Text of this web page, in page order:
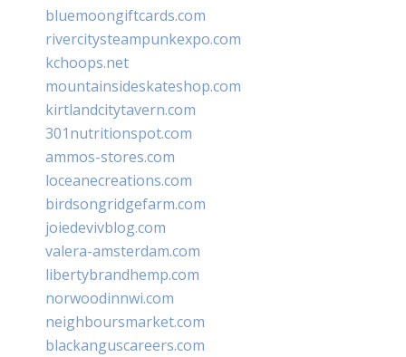
bluemoongiftcards.com
rivercitysteampunkexpo.com
kchoops.net
mountainsideskateshop.com
kirtlandcitytavern.com
301nutritionspot.com
ammos-stores.com
loceanecreations.com
birdsongridgefarm.com
joiedevivblog.com
valera-amsterdam.com
libertybrandhemp.com
norwoodinnwi.com
neighboursmarket.com
blackanguscareers.com